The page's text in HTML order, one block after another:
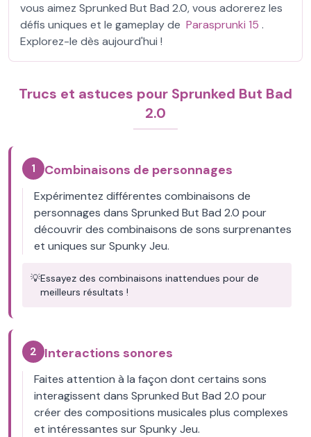
vous aimez Sprunked But Bad 2.0, vous adorerez les
défis uniques et le gameplay de Parasprunki 15 .
Explorez-le dès aujourd'hui !
Trucs et astuces pour Sprunked But Bad
2.0
1 Combinaisons de personnages
Expérimentez différentes combinaisons de
personnages dans Sprunked But Bad 2.0 pour
découvrir des combinaisons de sons surprenantes
et uniques sur Spunky Jeu.
💡Essayez des combinaisons inattendues pour de
meilleurs résultats !
2 Interactions sonores
Faites attention à la façon dont certains sons
interagissent dans Sprunked But Bad 2.0 pour
créer des compositions musicales plus complexes
et intéressantes sur Spunky Jeu.